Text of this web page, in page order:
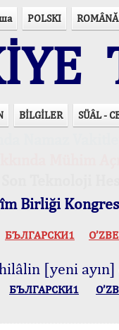
POLSKI ROMÂNĂ
BİLGİLER SÜÂL -
Birliği
БЪЛГАРСКИ1
[yeni
БЪЛГАРСКИ1